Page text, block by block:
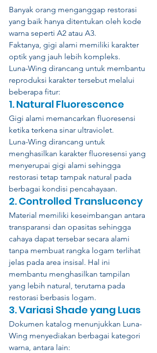
Banyak orang menganggap restorasi
yang baik hanya ditentukan oleh kode
warna seperti A2 atau A3.
Faktanya, gigi alami memiliki karakter
optik yang jauh lebih kompleks.
Luna-Wing dirancang untuk membantu
reproduksi karakter tersebut melalui
beberapa fitur:
1. Natural Fluorescence
Gigi alami memancarkan fluoresensi
ketika terkena sinar ultraviolet.
Luna-Wing dirancang untuk
menghasilkan karakter fluoresensi yang
menyerupai gigi alami sehingga
restorasi tetap tampak natural pada
berbagai kondisi pencahayaan.
2. Controlled Translucency
Material memiliki keseimbangan antara
transparansi dan opasitas sehingga
cahaya dapat tersebar secara alami
tanpa membuat rangka logam terlihat
jelas pada area insisal. Hal ini
membantu menghasilkan tampilan
yang lebih natural, terutama pada
restorasi berbasis logam.
3. Variasi Shade yang Luas
Dokumen katalog menunjukkan Luna-
Wing menyediakan berbagai kategori
warna, antara lain: